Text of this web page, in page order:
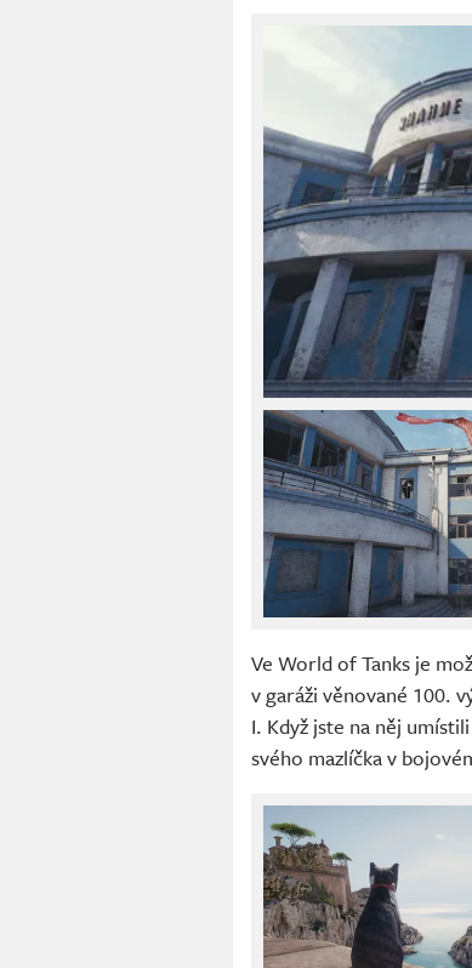
Ve World of Tanks je
v garáži věnované 100.
I. Když jste na něj
svého mazlíčka v